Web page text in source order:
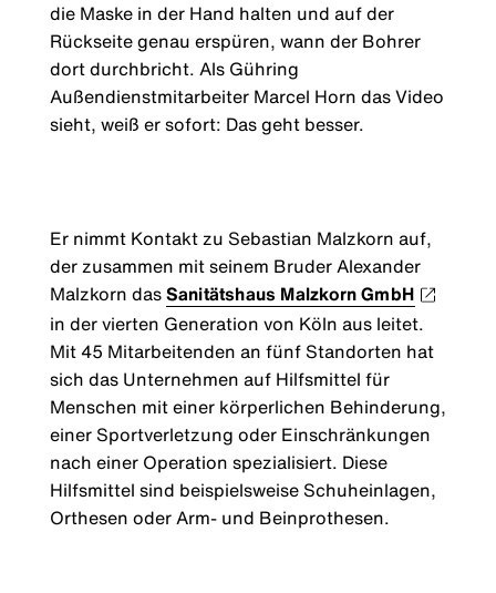
die Maske in der Hand halten und auf der
Rückseite genau erspüren, wann der Bohrer
dort durchbricht. Als Gühring
Außendienstmitarbeiter Marcel Horn das Video
sieht, weiß er sofort: Das geht besser.
Er nimmt Kontakt zu Sebastian Malzkorn auf,
der zusammen mit seinem Bruder Alexander
Malzkorn dasSanitätshaus Malzkorn GmbH
in der vierten Generation von Köln aus leitet.
Mit 45 Mitarbeitenden an fünf Standorten hat
sich das Unternehmen auf Hilfsmittel für
Menschen mit einer körperlichen Behinderung,
einer Sportverletzung oder Einschränkungen
nach einer Operation spezialisiert. Diese
Hilfsmittel sind beispielsweise Schuheinlagen,
Orthesen oder Arm- und Beinprothesen.